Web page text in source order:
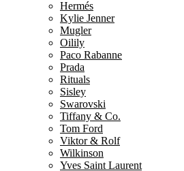
Hermés
Kylie Jenner
Mugler
Oilily
Paco Rabanne
Prada
Rituals
Sisley
Swarovski
Tiffany & Co.
Tom Ford
Viktor & Rolf
Wilkinson
Yves Saint Laurent